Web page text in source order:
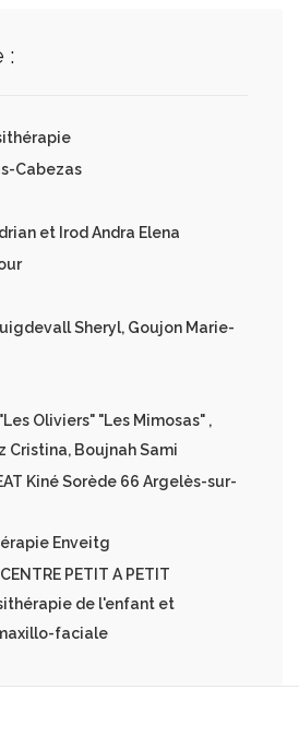
:
Cabezas
et Irod Andra Elena
Sheryl, Goujon Marie-
Oliviers" "Les Mimosas" ,
Cristina, Boujnah Sami
Kiné Sorède 66 Argelès-sur-
Enveitg
PETIT A PETIT
de l'enfant et
faciale